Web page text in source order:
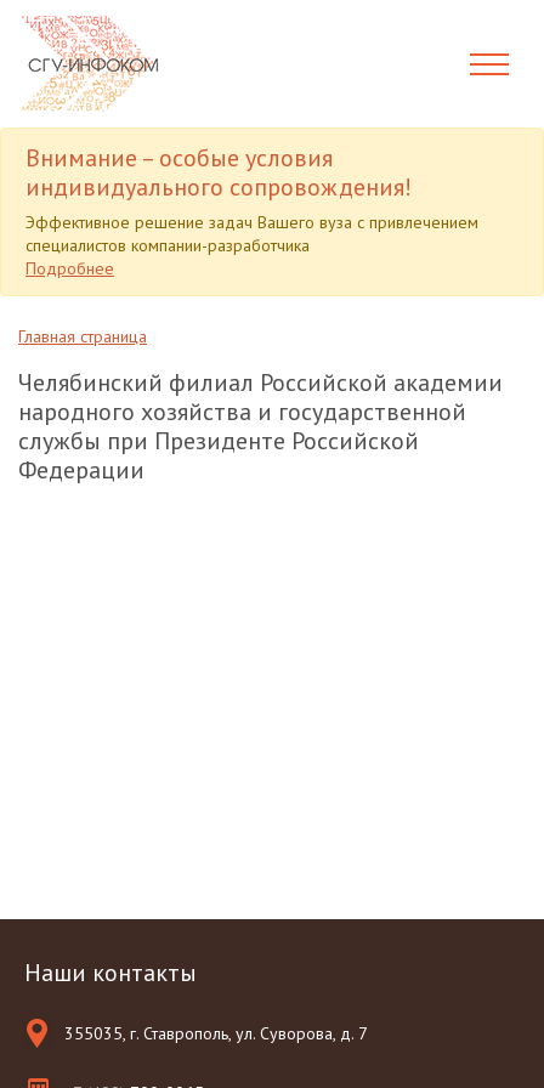
Внимание – особые условия
индивидуального сопровождения!
Эффективное решение задач Вашего вуза с привлечением
специалистов компании-разработчика
Подробнее
Главная страница
Челябинский филиал Российской академии
народного хозяйства и государственной
службы при Президенте Российской
Федерации
Наши контакты
355035, г. Ставрополь, ул. Суворова, д. 7